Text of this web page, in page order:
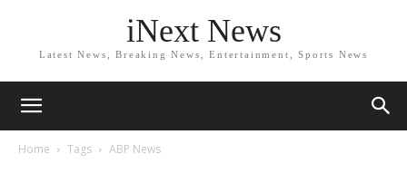
iNext News
Latest News, Breaking News, Entertainment, Sports News
Home Tags ABP News